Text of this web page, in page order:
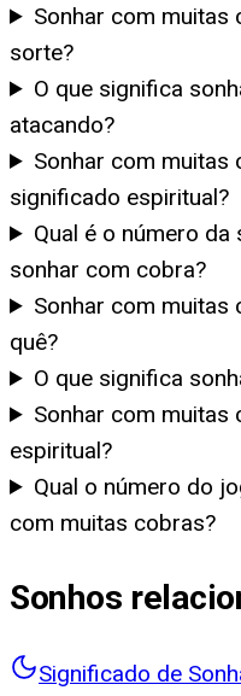
Sonhar com muitas
sorte?
O que significa
atacando?
Sonhar com muitas
significado espiritual?
Qual é o número
sonhar com cobra?
Sonhar com
quê?
O que significa
Sonhar com
espiritual?
Qual o número do
com muitas cobras?
Sonhos
Significado de